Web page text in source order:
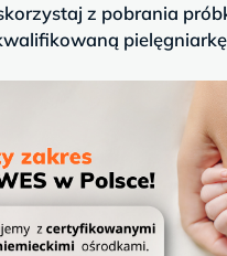
z pobrania